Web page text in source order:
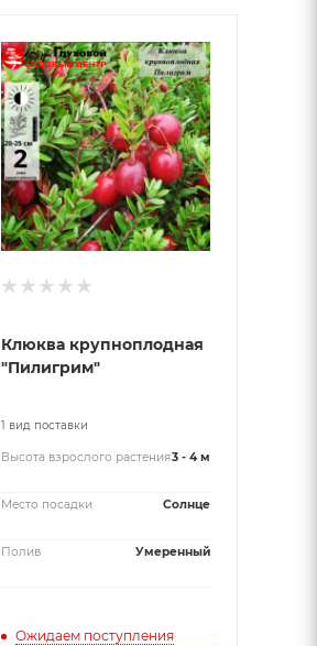
Клюква крупноплодная
"Пилигрим"
1 вид поставки
Высота взрослого растения3 - 4 м
Место посадки Солнце
Полив Умеренный
Ожидаем поступления